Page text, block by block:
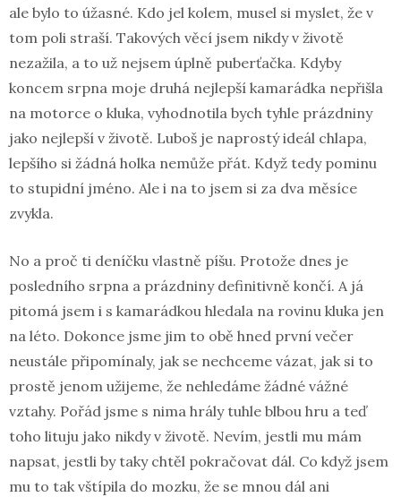
ale bylo to úžasné. Kdo jel kolem, musel si myslet, že v
tom poli straší. Takových věcí jsem nikdy v životě
nezažila, a to už nejsem úplně puberťačka. Kdyby
koncem srpna moje druhá nejlepší kamarádka nepřišla
na motorce o kluka, vyhodnotila bych tyhle prázdniny
jako nejlepší v životě. Luboš je naprostý ideál chlapa,
lepšího si žádná holka nemůže přát. Když tedy pominu
to stupidní jméno. Ale i na to jsem si za dva měsíce
zvykla.
No a proč ti deníčku vlastně píšu. Protože dnes je
posledního srpna a prázdniny definitivně končí. A já
pitomá jsem i s kamarádkou hledala na rovinu kluka jen
na léto. Dokonce jsme jim to obě hned první večer
neustále připomínaly, jak se nechceme vázat, jak si to
prostě jenom užijeme, že nehledáme žádné vážné
vztahy. Pořád jsme s nima hrály tuhle blbou hru a teď
toho lituju jako nikdy v životě. Nevím, jestli mu mám
napsat, jestli by taky chtěl pokračovat dál. Co když jsem
mu to tak vštípila do mozku, že se mnou dál ani